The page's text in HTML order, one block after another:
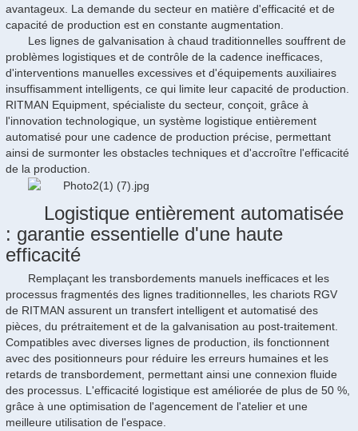
avantageux. La demande du secteur en matière d'efficacité et de
capacité de production est en constante augmentation.
Les lignes de galvanisation à chaud traditionnelles souffrent de
problèmes logistiques et de contrôle de la cadence inefficaces,
d'interventions manuelles excessives et d'équipements auxiliaires
insuffisamment intelligents, ce qui limite leur capacité de production.
RITMAN Equipment, spécialiste du secteur, conçoit, grâce à
l'innovation technologique, un système logistique entièrement
automatisé pour une cadence de production précise, permettant
ainsi de surmonter les obstacles techniques et d'accroître l'efficacité
de la production.
Logistique entièrement automatisée
: garantie essentielle d'une haute
efficacité
Remplaçant les transbordements manuels inefficaces et les
processus fragmentés des lignes traditionnelles, les chariots RGV
de RITMAN assurent un transfert intelligent et automatisé des
pièces, du prétraitement et de la galvanisation au post-traitement.
Compatibles avec diverses lignes de production, ils fonctionnent
avec des positionneurs pour réduire les erreurs humaines et les
retards de transbordement, permettant ainsi une connexion fluide
des processus. L'efficacité logistique est améliorée de plus de 50 %,
grâce à une optimisation de l'agencement de l'atelier et une
meilleure utilisation de l'espace.